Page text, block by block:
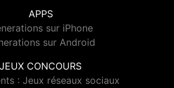
APPS
sur iPhone
sur Android
JEUX CONCOURS
: Jeux réseaux sociaux